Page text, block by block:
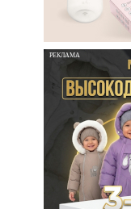
РЕКЛАМА